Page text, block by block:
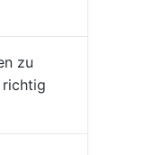
zu
richtig